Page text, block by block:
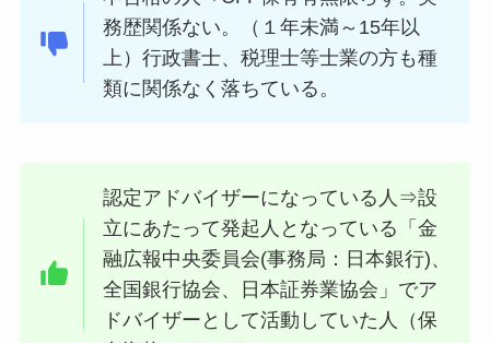
務歴関係ない。（１年未満～15年以
上）行政書士、税理士等士業の方も種
類に関係なく落ちている。
認定アドバイザーになっている人⇒設
立にあたって発起人となっている「金
融広報中央委員会(事務局：日本銀行)、
全国銀行協会、日本証券業協会」でア
ドバイザーとして活動していた人（保